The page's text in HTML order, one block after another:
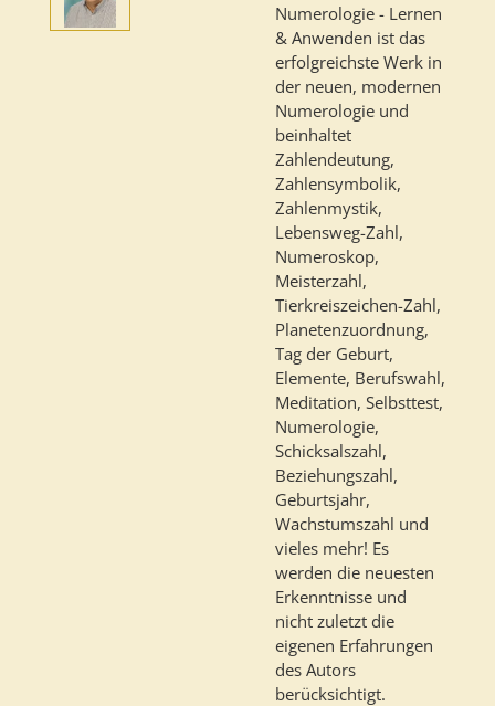
Numerologie - Lernen
& Anwenden ist das
erfolgreichste Werk in
der neuen, modernen
Numerologie und
beinhaltet
Zahlendeutung,
Zahlensymbolik,
Zahlenmystik,
Lebensweg-Zahl,
Numeroskop,
Meisterzahl,
Tierkreiszeichen-Zahl,
Planetenzuordnung,
Tag der Geburt,
Elemente, Berufswahl,
Meditation, Selbsttest,
Numerologie,
Schicksalszahl,
Beziehungszahl,
Geburtsjahr,
Wachstumszahl und
vieles mehr! Es
werden die neuesten
Erkenntnisse und
nicht zuletzt die
eigenen Erfahrungen
des Autors
berücksichtigt.